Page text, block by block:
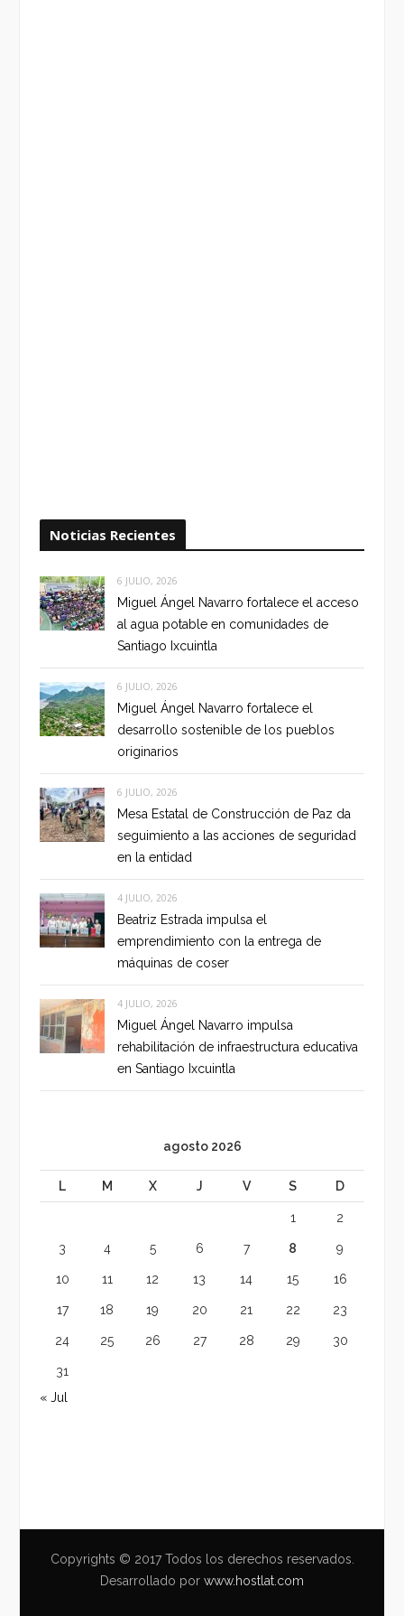
Noticias Recientes
6 JULIO, 2026
Miguel Ángel Navarro fortalece el acceso
al agua potable en comunidades de
Santiago Ixcuintla
6 JULIO, 2026
Miguel Ángel Navarro fortalece el
desarrollo sostenible de los pueblos
originarios
6 JULIO, 2026
Mesa Estatal de Construcción de Paz da
seguimiento a las acciones de seguridad
en la entidad
4 JULIO, 2026
Beatriz Estrada impulsa el
emprendimiento con la entrega de
máquinas de coser
4 JULIO, 2026
Miguel Ángel Navarro impulsa
rehabilitación de infraestructura educativa
en Santiago Ixcuintla
agosto 2026
L M X J V S D
1 2
3 4 5 6 7 8 9
10 11 12 13 14 15 16
17 18 19 20 21 22 23
24 25 26 27 28 29 30
31
« Jul
Copyrights © 2017 Todos los derechos reservados.
Desarrollado por www.hostlat.com